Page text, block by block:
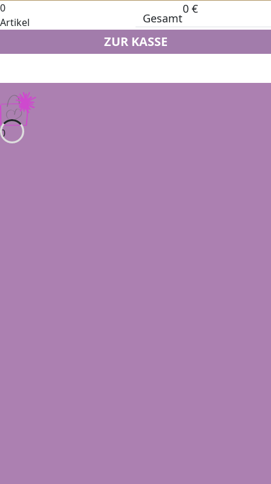
0
Artikel
Gesamt
0 €
ZUR KASSE
0